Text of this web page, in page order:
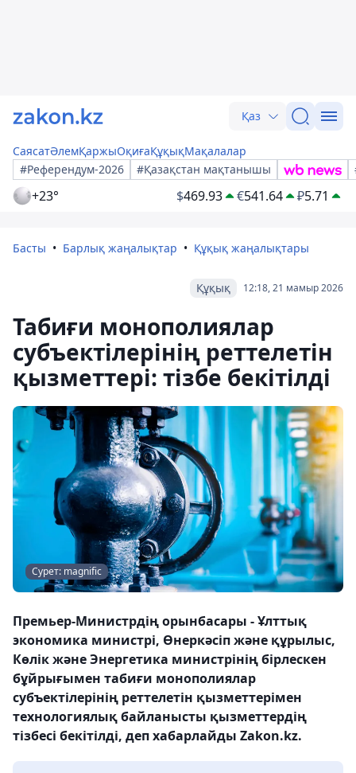
Қаз
СаясатӘлемҚаржыОқиғаҚұқықМақалалар
#Референдум-2026
#Қазақстан мақтанышы
+23° $469.93 €541.64 ₽5.71
Басты Барлық жаңалықтар Құқық жаңалықтары
12:18, 21 мамыр 2026
Құқық
Табиғи монополиялар
субъектілерінің реттелетін
қызметтері: тізбе бекітілді
Сурет: magnific
Премьер-Министрдің орынбасары - Ұлттық
экономика министрі, Өнеркәсіп және құрылыс,
Көлік және Энергетика министрінің бірлескен
бұйрығымен табиғи монополиялар
субъектілерінің реттелетін қызметтерімен
технологиялық байланысты қызметтердің
тізбесі бекітілді, деп хабарлайды Zakon.kz.